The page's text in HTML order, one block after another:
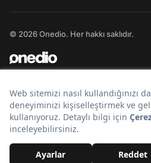
© 2026 Onedio. Her hakkı saklıdır.
Bir markasıdır.